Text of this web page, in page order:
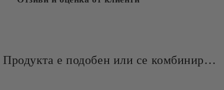
Продукта е подобен или се комбинира добре и със следните продукти :